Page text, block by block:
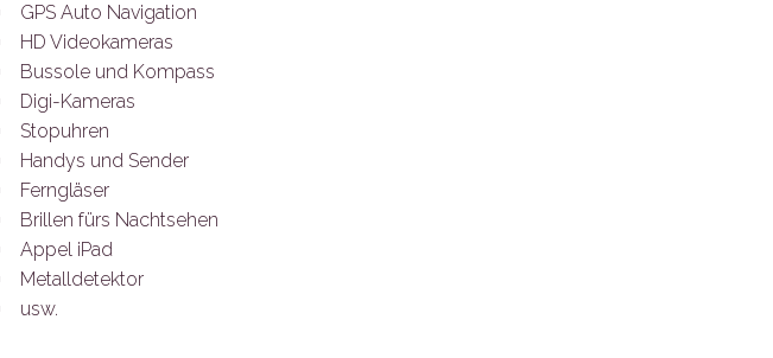
GPS Auto Navigation
HD Videokameras
Bussole und Kompass
Digi-Kameras
Stopuhren
Handys und Sender
Ferngläser
Brillen fürs Nachtsehen
Appel iPad
Metalldetektor
usw.